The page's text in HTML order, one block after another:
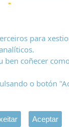
de tratamento
para
ben coñecer
o botón
Aceptar